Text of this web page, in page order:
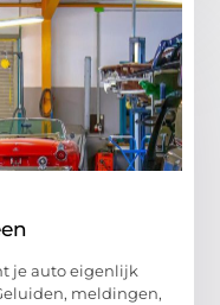
je auto eigenlijk
meldingen,